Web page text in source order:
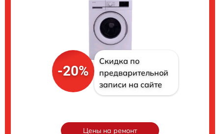
-20%
Скидка по
предварительной
записи на сайте
Цены на ремонт